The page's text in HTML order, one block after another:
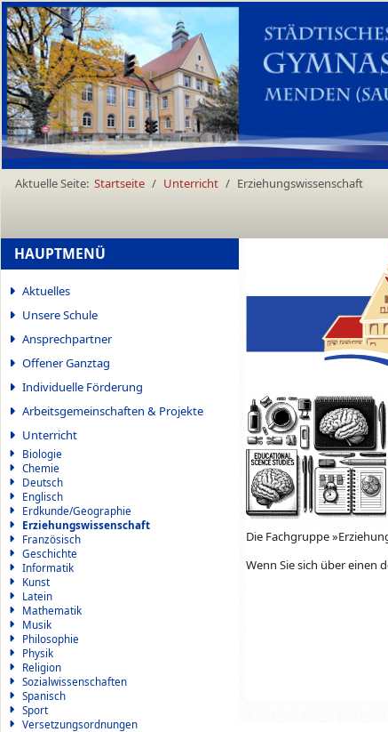
Aktuelle Seite: Startseite Unterricht Erziehungswissenschaft
HAUPTMENÜ
Aktuelles
Unsere Schule
Ansprechpartner
Offener Ganztag
Individuelle Förderung
Arbeitsgemeinschaften & Projekte
Unterricht
Biologie
Chemie
Deutsch
Englisch
Erdkunde/Geographie
Erziehungswissenschaft
Französisch
Geschichte
Informatik
Kunst
Latein
Mathematik
Musik
Philosophie
Physik
Religion
Sozialwissenschaften
Spanisch
Sport
Versetzungsordnungen
Die Fachgruppe
Wenn Sie sich über einen